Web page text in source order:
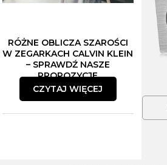
RÓŻNE OBLICZA SZAROŚCI
W ZEGARKACH CALVIN KLEIN
– SPRAWDŹ NASZE
PROPOZYCJE
CZYTAJ WIĘCEJ